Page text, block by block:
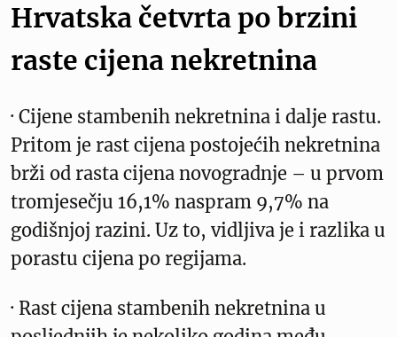
Hrvatska četvrta po brzini
raste cijena nekretnina
· Cijene stambenih nekretnina i dalje rastu.
Pritom je rast cijena postojećih nekretnina
brži od rasta cijena novogradnje – u prvom
tromjesečju 16,1% naspram 9,7% na
godišnjoj razini. Uz to, vidljiva je i razlika u
porastu cijena po regijama.
· Rast cijena stambenih nekretnina u